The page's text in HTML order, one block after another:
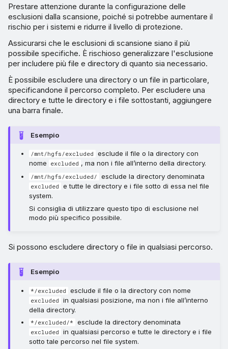
Prestare attenzione durante la configurazione delle
esclusioni dalla scansione, poiché si potrebbe aumentare il
rischio per i sistemi e ridurre il livello di protezione.
Assicurarsi che le esclusioni di scansione siano il più
possibile specifiche. È rischioso generalizzare l'esclusione
per includere più file e directory di quanto sia necessario.
È possibile escludere una directory o un file in particolare,
specificandone il percorso completo. Per escludere una
directory e tutte le directory e i file sottostanti, aggiungere
una barra finale.
Esempio
/mnt/hgfs/excluded esclude il file o la directory con
nome excluded , ma non i file all’interno della directory.
/mnt/hgfs/excluded/ esclude la directory denominata
excluded e tutte le directory e i file sotto di essa nel file
system.
Si consiglia di utilizzare questo tipo di esclusione nel
modo più specifico possibile.
Si possono escludere directory o file in qualsiasi percorso.
Esempio
*/excluded esclude il file o la directory con nome
excluded in qualsiasi posizione, ma non i file all’interno
della directory.
*/excluded/* esclude la directory denominata
excluded in qualsiasi percorso e tutte le directory e i file
sotto tale percorso nel file system.